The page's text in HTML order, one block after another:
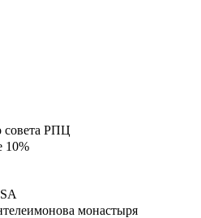
совета РПЦ
10%
монастыря